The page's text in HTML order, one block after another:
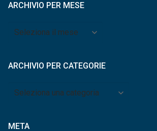
ARCHIVIO PER MESE
Archivio
ARCHIVIO PER CATEGORIE
Archivio
META